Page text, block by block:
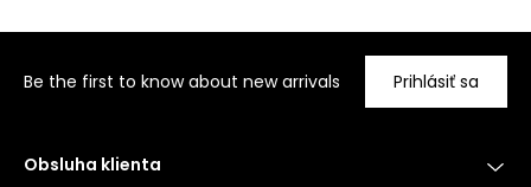
Be the first to know about new arrivals Prihlásiť sa
Obsluha klienta